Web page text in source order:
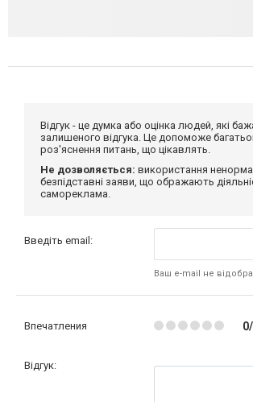
Відгук - це думка або оцінка людей, які
залишеного відгука. Це допоможе
роз'яснення питань, що цікавлять.
Не дозволяється: використання
безпідставні заяви, що ображають
самореклама.
Введіть email:
Ваш e-mail не
Впечатления
Відгук: